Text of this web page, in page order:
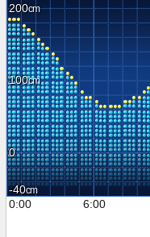
200
100
0
-40
0:00
6:00